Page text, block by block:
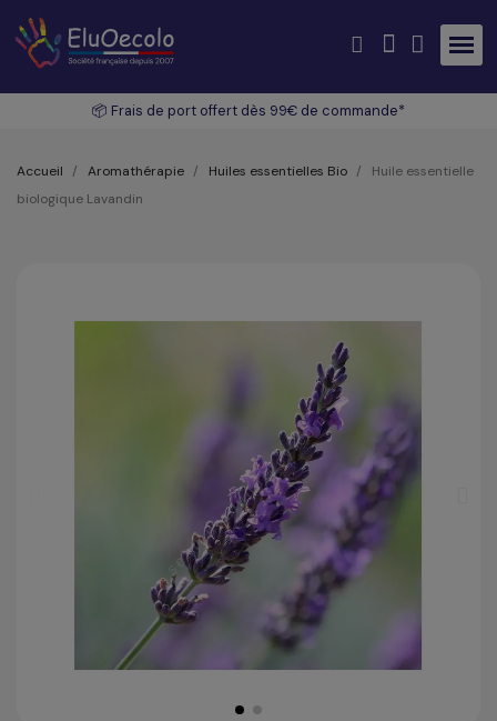
📦 Frais de port offert dès 99€ de commande*
Accueil Aromathérapie Huiles essentielles Bio
Huile essentielle
biologique Lavandin